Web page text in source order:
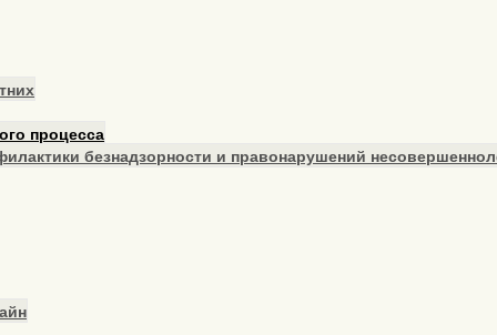
процесса
безнадзорности и правонарушений